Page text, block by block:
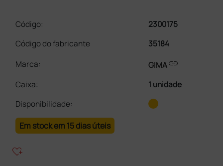
Código:
2300175
Código do fabricante
35184
Marca:
GIMAlink
Caixa:
1 unidade
Disponibilidade:
Em stock em 15 dias úteis
heart_plus